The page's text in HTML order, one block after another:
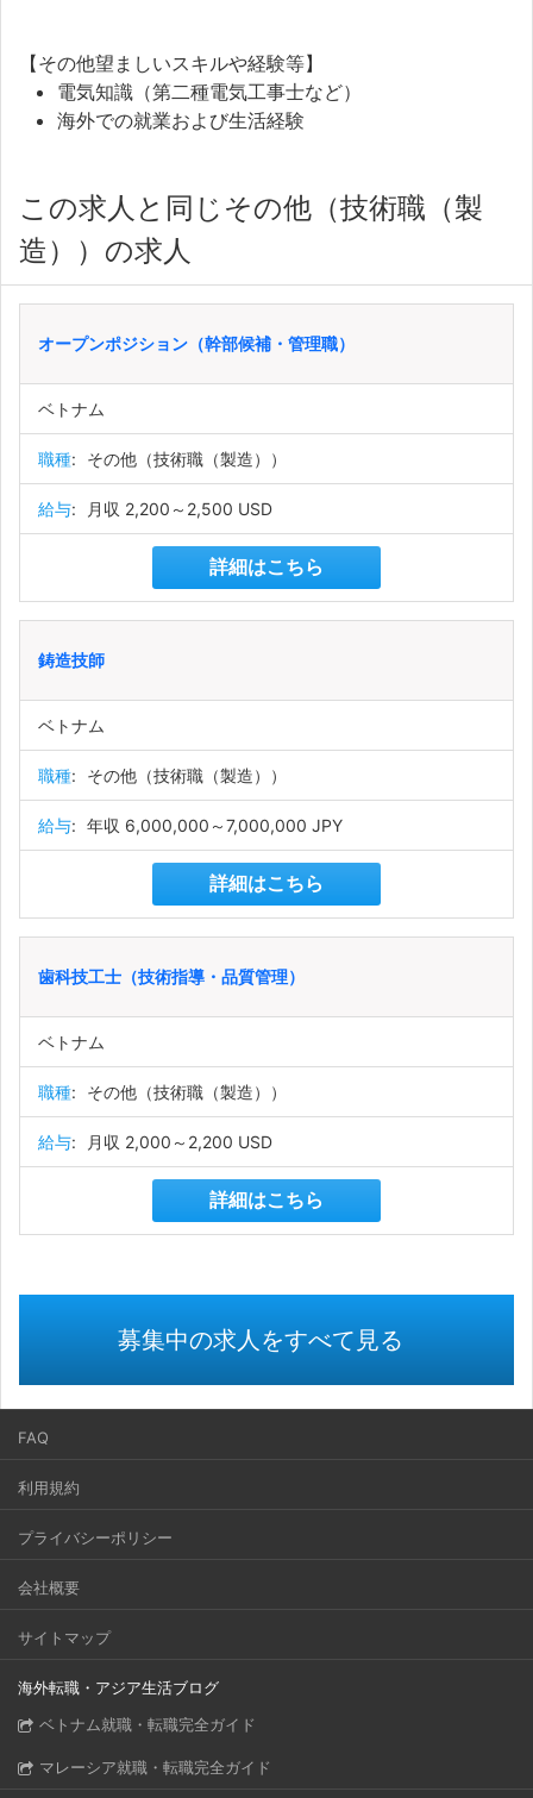
【その他望ましいスキルや経験等】
電気知識（第二種電気工事士など）
海外での就業および生活経験
この求人と同じその他（技術職（製
造））の求人
オープンポジション（幹部候補・管理職）
ベトナム
職種: その他（技術職（製造））
給与: 月収 2,200～2,500 USD
詳細はこちら
鋳造技師
ベトナム
職種: その他（技術職（製造））
給与: 年収 6,000,000～7,000,000 JPY
詳細はこちら
歯科技工士（技術指導・品質管理）
ベトナム
職種: その他（技術職（製造））
給与: 月収 2,000～2,200 USD
詳細はこちら
募集中の求人をすべて見る
FAQ
利用規約
プライバシーポリシー
会社概要
サイトマップ
海外転職・アジア生活ブログ
ベトナム就職・転職完全ガイド
マレーシア就職・転職完全ガイド